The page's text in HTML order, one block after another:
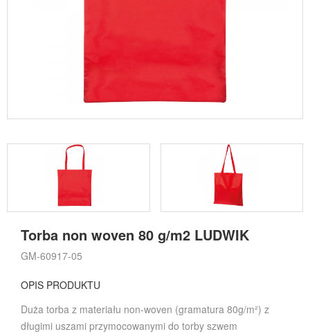
Torba non woven 80 g/m2 LUDWIK
GM-60917-05
OPIS PRODUKTU
Duża torba z materiału non-woven (gramatura 80g/m²) z
długimi uszami przymocowanymi do torby szwem